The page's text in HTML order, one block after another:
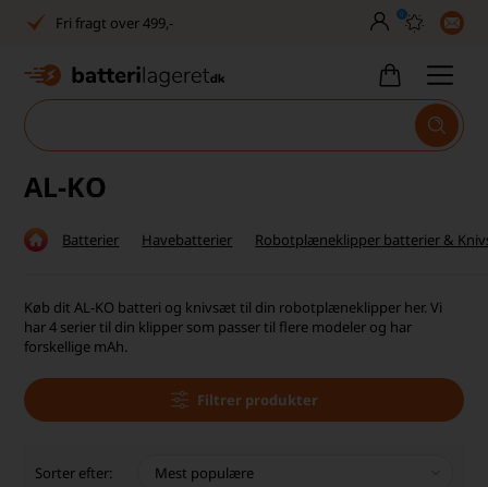
Fri fragt over 499,-
Dansk lager
Dag-til-dag levering
Dansk lager
1040+ glade kunder på Trustpilot
0
AL-KO
Batterier Havebatterier Robotplæneklipper batterier &
Køb dit AL-KO batteri og knivsæt til din robotplæneklipper her. Vi
har 4 serier til din klipper som passer til flere modeler og har
forskellige mAh.
Filtrer produkter
Sorter efter: